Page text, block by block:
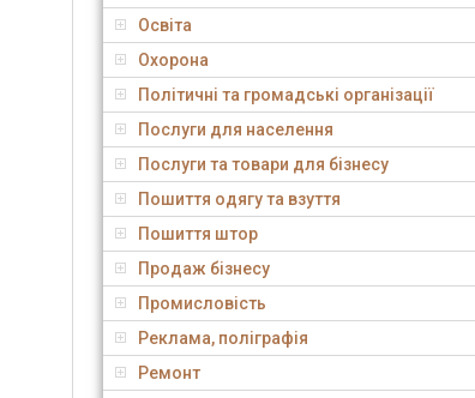
Освіта
Охорона
Політичні та громадські організації
Послуги для населення
Послуги та товари для бізнесу
Пошиття одягу та взуття
Пошиття штор
Продаж бізнесу
Промисловість
Реклама, поліграфія
Ремонт